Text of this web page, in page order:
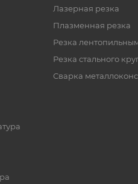
Лазерная резка
Плазменная резка
Резка
Резка стального
Сварка